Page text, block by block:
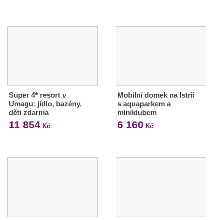
Super 4* resort v
Umagu: jídlo, bazény,
děti zdarma
11 854 Kč
Mobilní domek na Istrii
s aquaparkem a
miniklubem
6 160 Kč